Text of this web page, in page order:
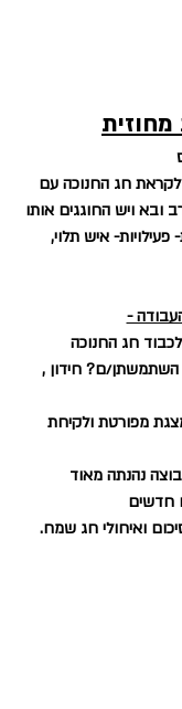
מחוזית
לקראת חג החנוכה עם
ובא ויש החוגגים אותו
איש תלוי,
-
חג החנוכה
ם? חידון ,
מפורטת ולקיחת
נהנתה מאוד
חדשים
ואיחולי חג שמח.